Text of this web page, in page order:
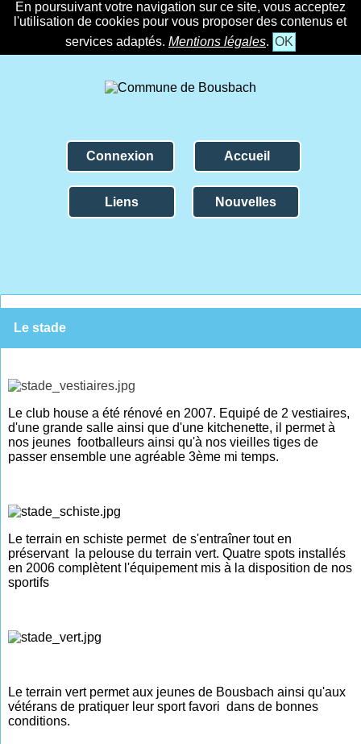
En poursuivant votre navigation sur ce site, vous acceptez
l'utilisation de cookies pour vous proposer des contenus et
services adaptés. Mentions légales. OK
Connexion Accueil
Liens Nouvelles
Le stade
Le club house a été rénové en 2007. Equipé de 2 vestiaires,
d'une grande salle ainsi que d'une kitchenette, il permet à
nos jeunes footballeurs ainsi qu'à nos vieilles tiges de
passer ensemble une agréable 3ème mi temps.
Le terrain en schiste permet de s'entraîner tout en
préservant la pelouse du terrain vert. Quatre spots installés
en 2006 complètent l'équipement mis à la disposition de nos
sportifs
Le terrain vert permet aux jeunes de Bousbach ainsi qu'aux
vétérans de pratiquer leur sport favori dans de bonnes
conditions.